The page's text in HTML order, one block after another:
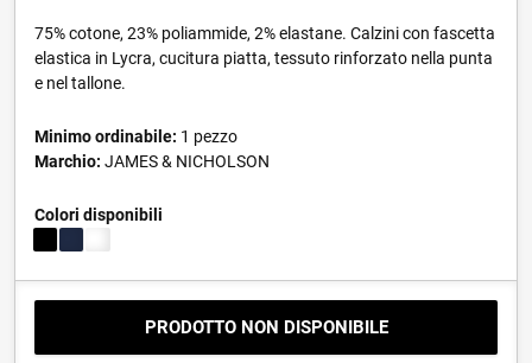
75% cotone, 23% poliammide, 2% elastane. Calzini con fascetta
elastica in Lycra, cucitura piatta, tessuto rinforzato nella punta
e nel tallone.
Minimo ordinabile: 1 pezzo
Marchio: JAMES & NICHOLSON
Colori disponibili
PRODOTTO NON DISPONIBILE